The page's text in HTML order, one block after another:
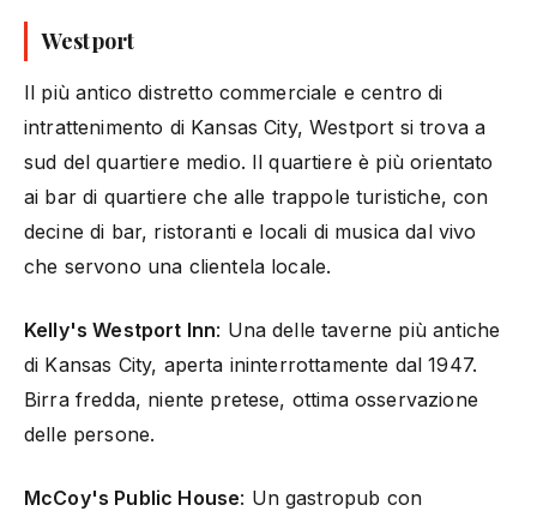
Westport
Il più antico distretto commerciale e centro di
intrattenimento di Kansas City, Westport si trova a
sud del quartiere medio. Il quartiere è più orientato
ai bar di quartiere che alle trappole turistiche, con
decine di bar, ristoranti e locali di musica dal vivo
che servono una clientela locale.
Kelly's Westport Inn: Una delle taverne più antiche
di Kansas City, aperta ininterrottamente dal 1947.
Birra fredda, niente pretese, ottima osservazione
delle persone.
McCoy's Public House: Un gastropub con